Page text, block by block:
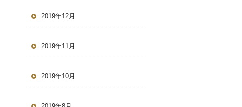
2019年12月
2019年11月
2019年10月